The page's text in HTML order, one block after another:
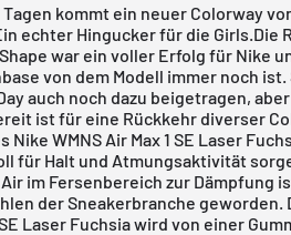
kommt ein neuer Colorway
echter Hingucker für die Girls.Die
war ein voller Erfolg für Nike
von dem Modell immer noch
auch noch dazu beigetragen,
ist für eine Rückkehr diverser
Nike WMNS Air Max 1 SE Laser
für Halt und Atmungsaktivität
im Fersenbereich zur Dämpfung
der Sneakerbranche
SE Laser Fuchsia wird von einer